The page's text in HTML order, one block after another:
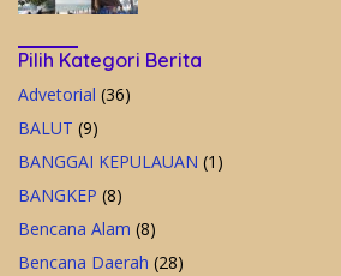
Pilih Kategori Berita
Advetorial (36)
BALUT (9)
BANGGAI KEPULAUAN (1)
BANGKEP (8)
Bencana Alam (8)
Bencana Daerah (28)